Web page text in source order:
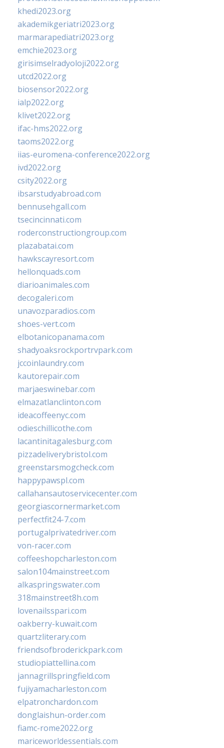
khedi2023.org
akademikgeriatri2023.org
marmarapediatri2023.org
emchie2023.org
girisimselradyoloji2022.org
utcd2022.org
biosensor2022.org
ialp2022.org
klivet2022.org
ifac-hms2022.org
taoms2022.org
iias-euromena-conference2022.org
ivd2022.org
csity2022.org
ibsarstudyabroad.com
bennusehgall.com
tsecincinnati.com
roderconstructiongroup.com
plazabatai.com
hawkscayresort.com
hellonquads.com
diarioanimales.com
decogaleri.com
unavozparadios.com
shoes-vert.com
elbotanicopanama.com
shadyoaksrockportrvpark.com
jccoinlaundry.com
kautorepair.com
marjaeswinebar.com
elmazatlanclinton.com
ideacoffeenyc.com
odieschillicothe.com
lacantinitagalesburg.com
pizzadeliverybristol.com
greenstarsmogcheck.com
happypawspl.com
callahansautoservicecenter.com
georgiascornermarket.com
perfectfit24-7.com
portugalprivatedriver.com
von-racer.com
coffeeshopcharleston.com
salon104mainstreet.com
alkaspringswater.com
318mainstreet8h.com
lovenailsspari.com
oakberry-kuwait.com
quartzliterary.com
friendsofbroderickpark.com
studiopiattellina.com
jannagrillspringfield.com
fujiyamacharleston.com
elpatronchardon.com
donglaishun-order.com
fiamc-rome2022.org
mariceworldessentials.com